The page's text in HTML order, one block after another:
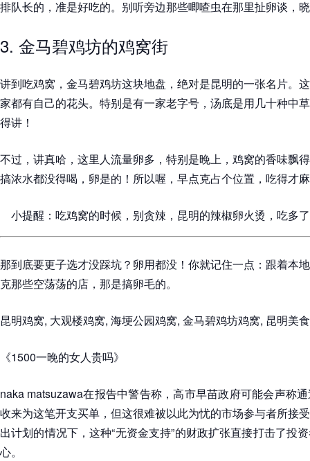
排队长的，准是好吃的。别听旁边那些唧喳虫在那里扯卵谈，
3. 金马碧鸡坊的鸡窝街
讲到吃鸡窝，金马碧鸡坊这块地盘，绝对是昆明的一张名片。
家都有自己的花头。特别是有一家老字号，汤底是用几十种中
得讲！
不过，讲真哈，这里人流量卵多，特别是晚上，鸡窝的香味飘
搞浓水都没得喝，卵是的！所以喔，早点克占个位置，吃得才
小提醒：吃鸡窝的时候，别贪辣，昆明的辣椒卵火烫，吃多
那到底要更子选才没踩坑？卵用都没！你就记住一点：跟着本
克那些空荡荡的店，那是搞卵毛的。
昆明鸡窝, 大观楼鸡窝, 海埂公园鸡窝, 金马碧鸡坊鸡窝, 昆明美食
《1500一晚的女人贵吗》
naka matsuzawa在报告中警告称，高市早苗政府可能会声称
收来为这笔开支买单，但这很难被以此为忧的市场参与者所接
出计划的情况下，这种“无资金支持”的财政扩张直接打击了投
心。